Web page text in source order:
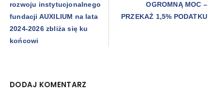
rozwoju instytucjonalnego
fundacji AUXILIUM na lata
2024-2026 zbliża się ku
końcowi
OGROMNĄ MOC –
PRZEKAŻ 1,5% PODATKU
DODAJ KOMENTARZ